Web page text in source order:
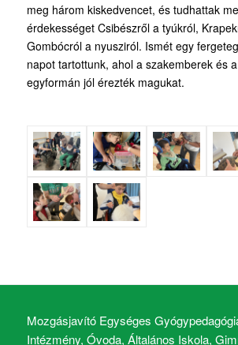
meg három kiskedvencet, és tudhattak
érdekességet Csibészről a tyúkról,
Gombócról a nyusziról. Ismét egy
napot tartottunk, ahol a szakemberek és
egyformán jól érezték magukat.
Mozgásjavító Egységes
Intézmény, Óvoda, Általános Iskola,